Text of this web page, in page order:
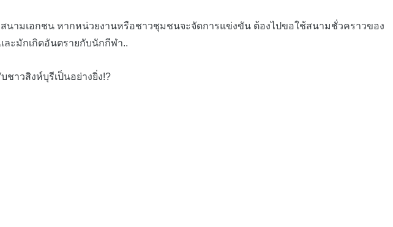
มเอกชน หากหน่วยงานหรือชาวชุมชนจะจัดการแข่งขัน ต้องไปขอใช้สนามชั่วคราวของ
ะมักเกิดอันตรายกับนักกีฬา..
าวสิงห์บุรีเป็นอย่างยิ่ง!?